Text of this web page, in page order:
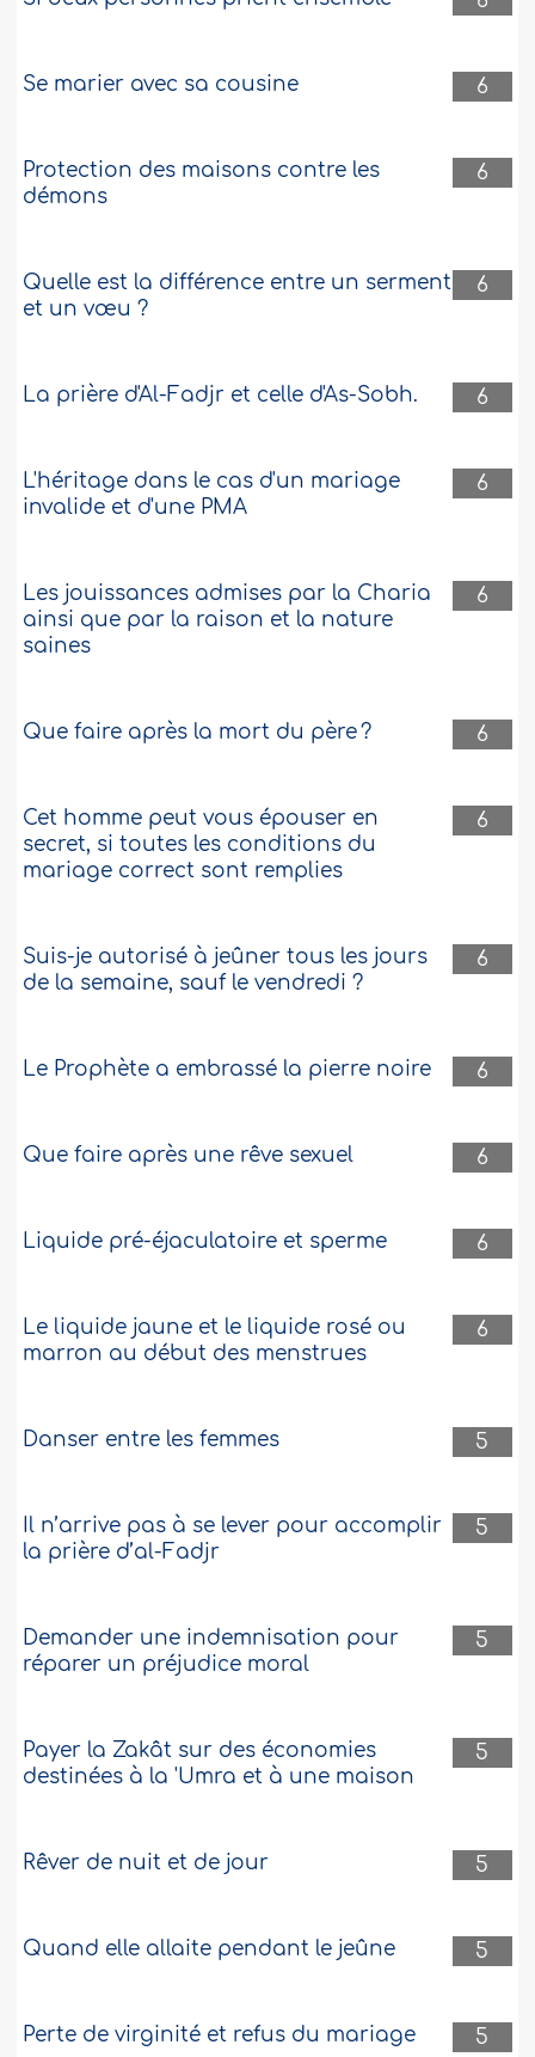
6
Se marier avec sa cousine
6
Protection des maisons contre les
démons
6
Quelle est la différence entre un serment
et un vœu ?
6
La prière d'Al-Fadjr et celle d'As-Sobh.
6
L'héritage dans le cas d'un mariage
invalide et d'une PMA
6
Les jouissances admises par la Charia
ainsi que par la raison et la nature
saines
6
Que faire après la mort du père ?
6
Cet homme peut vous épouser en
secret, si toutes les conditions du
mariage correct sont remplies
6
Suis-je autorisé à jeûner tous les jours
de la semaine, sauf le vendredi ?
6
Le Prophète a embrassé la pierre noire
6
Que faire après une rêve sexuel
6
Liquide pré-éjaculatoire et sperme
6
Le liquide jaune et le liquide rosé ou
marron au début des menstrues
5
Danser entre les femmes
5
Il n’arrive pas à se lever pour accomplir
la prière d’al-Fadjr
5
Demander une indemnisation pour
réparer un préjudice moral
5
Payer la Zakât sur des économies
destinées à la 'Umra et à une maison
5
Rêver de nuit et de jour
5
Quand elle allaite pendant le jeûne
5
Perte de virginité et refus du mariage